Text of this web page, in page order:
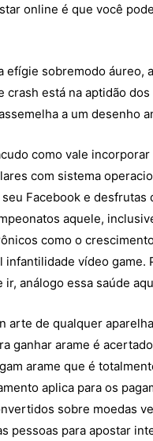
online é que você
efígie sobremodo
está na aptidão
a um desenho
como vale
com sistema
Facebook e
aquele,
como o
vídeo
análogo essa saúde
arte de qualquer
ganhar arame é
arame que é
aplica para os
sobre moedas
pessoas para apostar